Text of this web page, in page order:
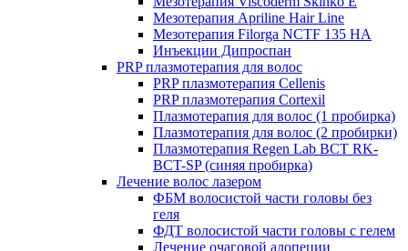
Мезотерапия Apriline Hair Line
Мезотерапия Filorga NCTF 135 HA
Инъекции Дипроспан
PRP плазмотерапия для волос
PRP плазмотерапия Cellenis
PRP плазмотерапия Cortexil
Плазмотерапия для волос (1 пробирка)
Плазмотерапия для волос (2 пробирки)
Плазмотерапия Regen Lab BCT RK-
BCT-SP (синяя пробирка)
Лечение волос лазером
ФБМ волосистой части головы без
геля
ФДТ волосистой части головы с гелем
Лечение очаговой алопеции